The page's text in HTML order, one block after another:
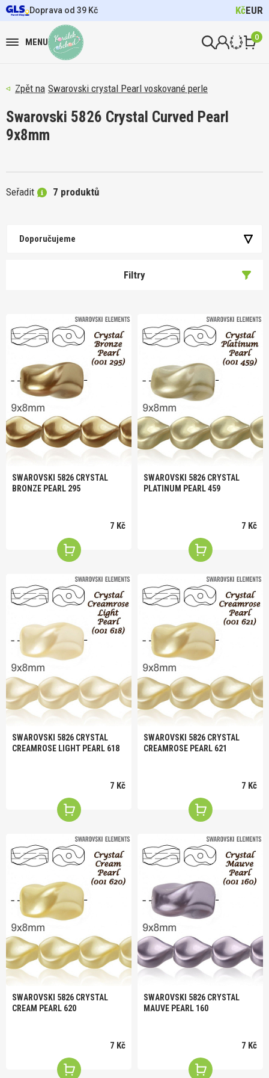
Doprava od 39 Kč KčEUR
MENU 0
Swarovski crystal Pearl voskované perle
Swarovski 5826 Crystal Curved Pearl
9x8mm
Seřadit 7 produktů
Doporučujeme
Filtry
SWAROVSKI 5826 CRYSTAL
BRONZE PEARL 295
7 Kč
SWAROVSKI 5826 CRYSTAL
PLATINUM PEARL 459
7 Kč
SWAROVSKI 5826 CRYSTAL
CREAMROSE LIGHT PEARL 618
7 Kč
SWAROVSKI 5826 CRYSTAL
CREAMROSE PEARL 621
7 Kč
SWAROVSKI 5826 CRYSTAL
CREAM PEARL 620
7 Kč
SWAROVSKI 5826 CRYSTAL
MAUVE PEARL 160
7 Kč